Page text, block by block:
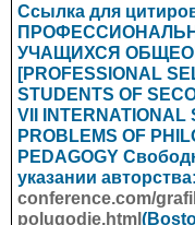
Ссылка для
УЧАЩИХСЯ
[PROFESSIONAL
STUDENTS OF
VII INTERNATIONAL
PROBLEMS OF
PEDAGOGY
указании авторства:
conference.com/
polugodie.html